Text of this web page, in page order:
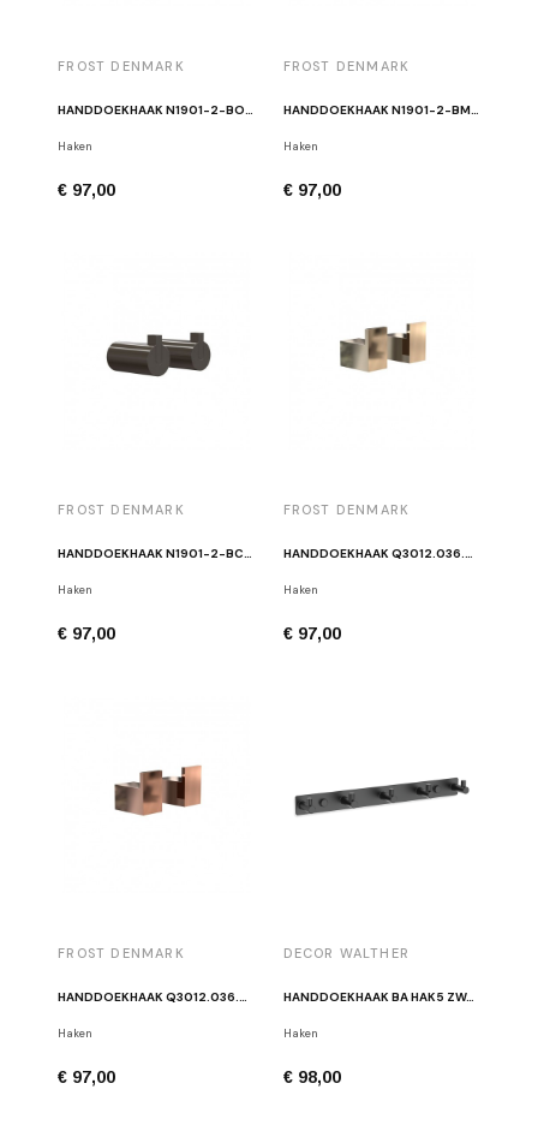
FROST DENMARK
Haken
€ 97,00
FROST DENMARK
Haken
€ 97,00
FROST DENMARK
HANDDOEKHAAK N1901-2-BCB GEBORSTELDE ZWART (PAAR)
Haken
€ 97,00
FROST DENMARK
HANDDOEKHAAK Q3012.036.60 GOUD (PAAR)
Haken
€ 97,00
FROST DENMARK
HANDDOEKHAAK Q3012.036.50 KOPER (PAAR)
Haken
€ 97,00
DECOR WALTHER
HANDDOEKHAAK BA HAK5 ZWART
Haken
€ 98,00